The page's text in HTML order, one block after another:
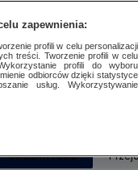
SUBSKRYBUJ
zapewnienia:
profili w celu personalizacji
treści. Tworzenie profili w celu
profili do wyboru
odbiorców dzięki statystyce
usług. Wykorzystywanie